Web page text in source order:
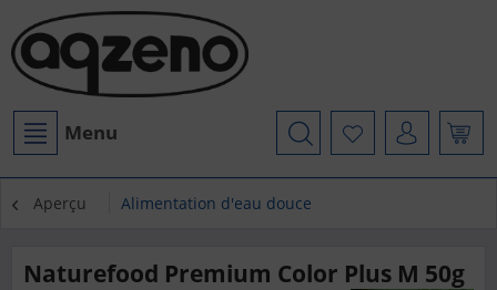
Menu
Aperçu Alimentation d'eau douce
Naturefood Premium Color Plus M 50g